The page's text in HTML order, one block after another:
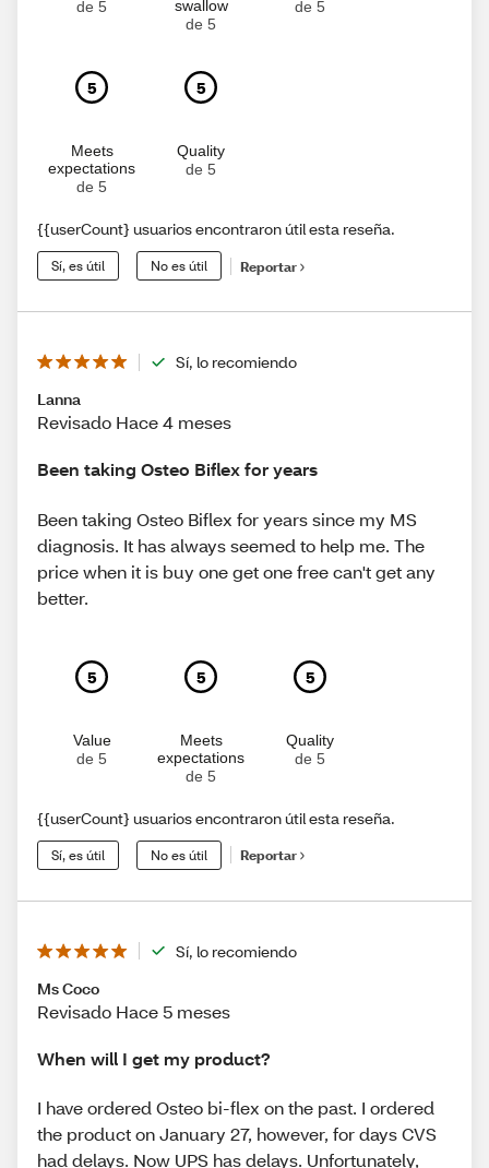
de 5
swallow
de 5
de 5
5
Meets
expectations
de 5
5
Quality
de 5
{{userCount} usuarios encontraron útil esta reseña.
Sí, es útil No es útil Reportar
Sí, lo recomiendo
Lanna
Revisado Hace 4 meses
Been taking Osteo Biflex for years
Been taking Osteo Biflex for years since my MS
diagnosis. It has always seemed to help me. The
price when it is buy one get one free can't get any
better.
5
Value
de 5
5
Meets
expectations
de 5
5
Quality
de 5
{{userCount} usuarios encontraron útil esta reseña.
Sí, es útil No es útil Reportar
Sí, lo recomiendo
Ms Coco
Revisado Hace 5 meses
When will I get my product?
I have ordered Osteo bi-flex on the past. I ordered
the product on January 27, however, for days CVS
had delays. Now UPS has delays. Unfortunately,